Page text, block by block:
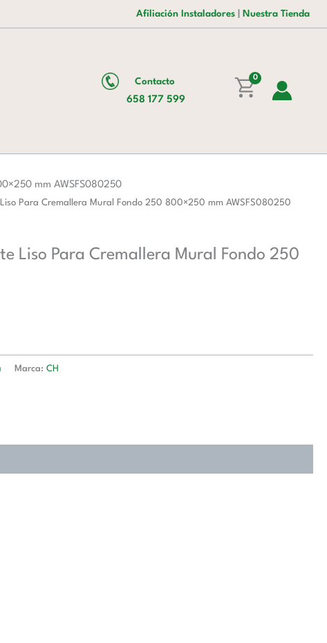
Afiliación Instaladores Nuestra Tienda
Contacto
658 177 599
0
mm AWSFS080250
Para Cremallera Mural Fondo 250 800×250 mm AWSFS080250
Liso Para Cremallera Mural Fondo 250
Marca:CH
Para
Cremallera
mm
AWSFS080250